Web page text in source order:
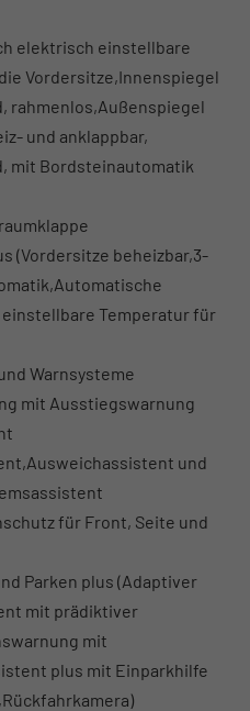
elektrisch einstellbare
Vordersitze,Innenspiegel
rahmenlos,Außenspiegel
und anklappbar,
mit Bordsteinautomatik
(Vordersitze beheizbar,3-
Temperatur für
Warnsysteme
mit Ausstiegswarnung
und
für Front, Seite und
Parken plus (Adaptiver
mit prädiktiver
mit
plus mit Einparkhilfe